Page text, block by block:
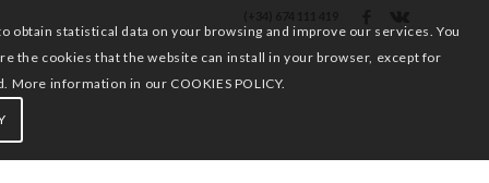
obtain statistical data on your browsing and improve our services. You
the cookies that the website can install in your browser, except for
information in our COOKIES POLICY.